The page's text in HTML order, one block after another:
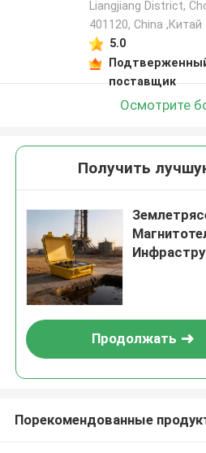
Liangjiang District,
401120, China ,Китай
5.0
поставщик
Осмотрите
Получить
Продолжать
Порекомендованные